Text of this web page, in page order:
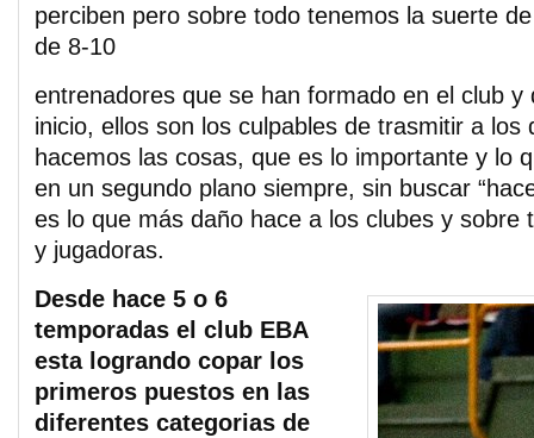
perciben pero sobre todo tenemos la suerte
de 8-10
entrenadores que se han formado en el club y
inicio, ellos son los culpables de trasmitir a los
hacemos las cosas, que es lo importante y lo
en un segundo plano siempre, sin buscar
es lo que más daño hace a los clubes y sobre
y jugadoras.
Desde hace 5 o 6
temporadas el club EBA
esta logrando copar los
primeros puestos en las
diferentes categorias de